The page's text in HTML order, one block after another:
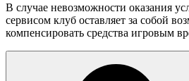
В случае невозможности оказания
сервисом клуб оставляет за собой
компенсировать средства игровым